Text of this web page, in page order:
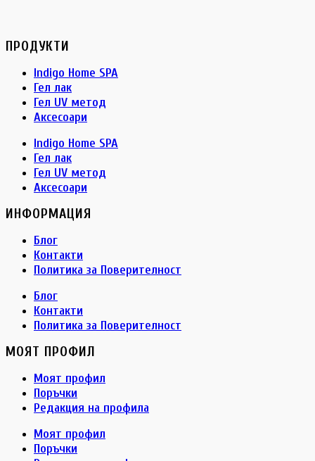
ПРОДУКТИ
Indigo Home SPA
Гел лак
Гел UV метод
Аксесоари
Indigo Home SPA
Гел лак
Гел UV метод
Аксесоари
ИНФОРМАЦИЯ
Блог
Контакти
Политика за Поверителност
Блог
Контакти
Политика за Поверителност
МОЯТ ПРОФИЛ
Моят профил
Поръчки
Редакция на профила
Моят профил
Поръчки